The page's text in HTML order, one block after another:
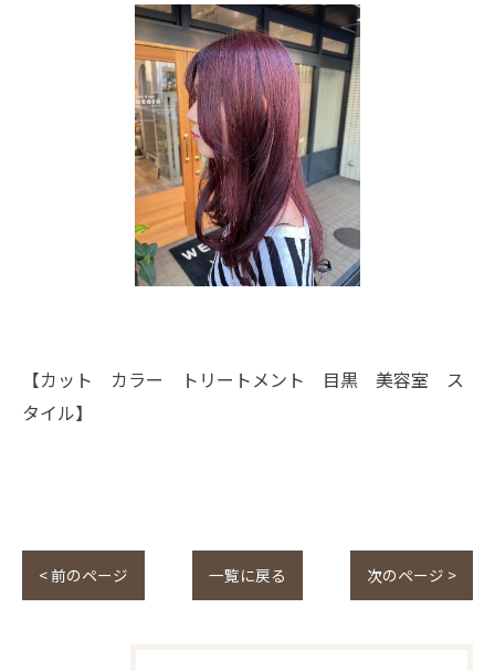
【カット カラー トリートメント 目黒 美容室 ス
タイル】
< 前のページ 一覧に戻る 次のページ >